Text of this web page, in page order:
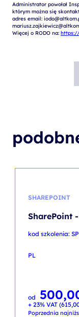
Administrator powołał
którym można się
adres email:
Więcej o RODO na:
SHAREPOINT
SharePoint
kod szkolenia:
PL
od
Pierwotna
cena
wynosiła:
600,00 PLN.
Aktualna
cena
wynosi:
500,00 PLN.
+ 23% VAT (
Poprzednia